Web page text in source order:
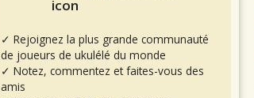
✓ Rejoignez la plus grande communauté
de joueurs de ukulélé du monde
✓ Notez, commentez et faites-vous des
amis